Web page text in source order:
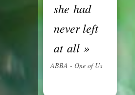
she had
never left
at all »
ABBA - One of Us